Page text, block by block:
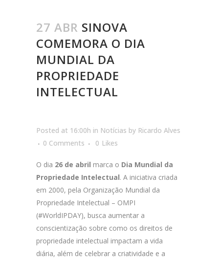
27 ABR SINOVA
COMEMORA O DIA
MUNDIAL DA
PROPRIEDADE
INTELECTUAL
Posted at 16:00h in Notícias by Ricardo Alves
0 Comments
0 Likes
O dia 26 de abril marca o Dia Mundial da
Propriedade Intelectual. A iniciativa criada
em 2000, pela Organização Mundial da
Propriedade Intelectual – OMPI
(#WorldIPDAY), busca aumentar a
conscientização sobre como os direitos de
propriedade intelectual impactam a vida
diária, além de celebrar a criatividade e a